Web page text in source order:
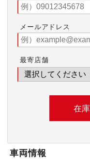
車両情報
メールアドレス
最寄店舗